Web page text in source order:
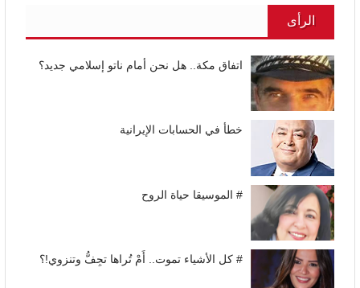
الرأى
اتفاق مكة.. هل نحن أمام ناتو إسلامي جديد؟
خطأ في الحسابات الإيرانية
# الموسيقا حياة الروح
# كل الأشياء تموت.. أَمْ تُراها تجِفُّ وتنزوي!؟